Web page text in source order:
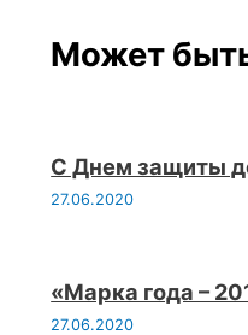
Может
С Днем защиты
27.06.2020
«Марка года –
27.06.2020